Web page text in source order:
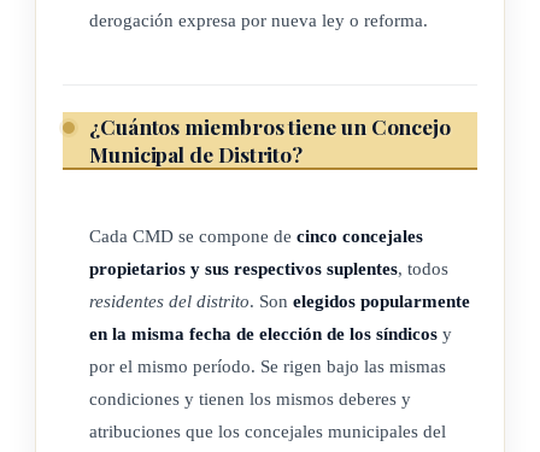
de Elecciónes, interpretó el párrafo segundo de este artículo
"... en el sentido de que, a efecto de que se apruebe la
éstos alcancen, al menos, el quince por ciento de los votantes
inscritos en el cantón".)
ARTÍCULO 3
A los concejos municipales de distrito se les aplicará la
derogación expresa por nueva ley o reforma.
¿Cuántos miembros tiene un Concejo
Municipal de Distrito?
Cada CMD se compone de cinco concejales
propietarios y sus respectivos suplentes, todos
residentes del distrito. Son elegidos popularmente
en la misma fecha de elección de los síndicos y
por el mismo período. Se rigen bajo las mismas
condiciones y tienen los mismos deberes y
atribuciones que los concejales municipales del